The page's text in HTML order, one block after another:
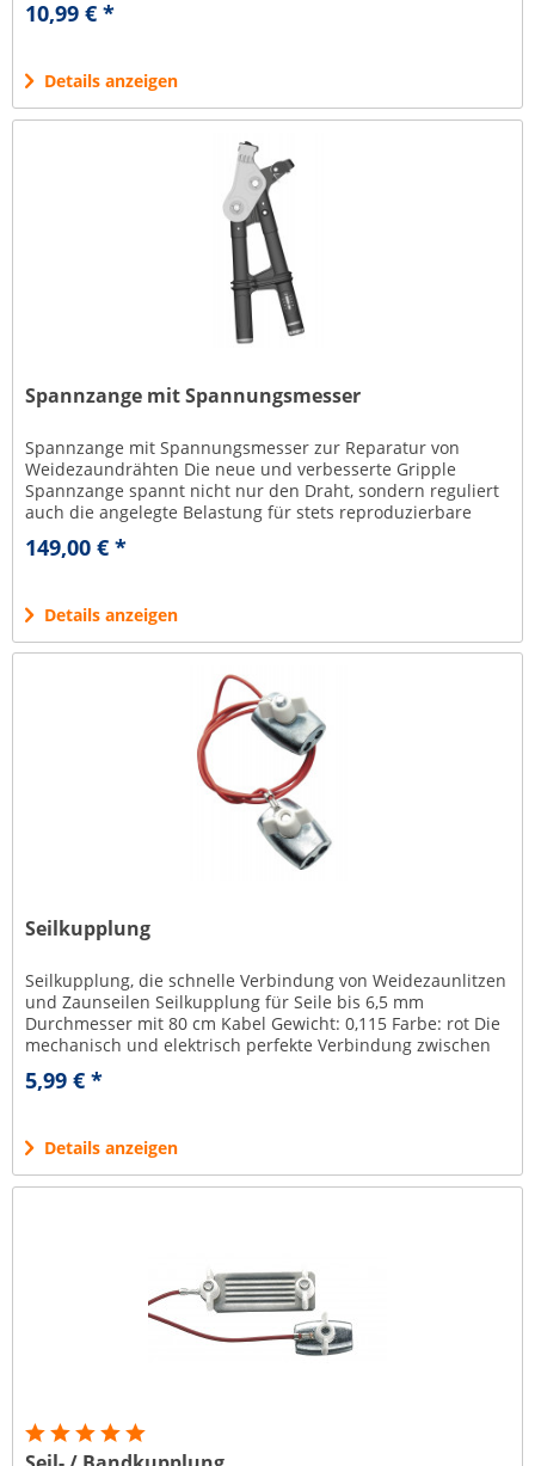
10,99 € *
Details anzeigen
Spannzange mit Spannungsmesser
Spannzange mit Spannungsmesser zur Reparatur von
Weidezaundrähten Die neue und verbesserte Gripple
Spannzange spannt nicht nur den Draht, sondern reguliert
auch die angelegte Belastung für stets reproduzierbare
149,00 € *
Details anzeigen
Seilkupplung
Seilkupplung, die schnelle Verbindung von Weidezaunlitzen
und Zaunseilen Seilkupplung für Seile bis 6,5 mm
Durchmesser mit 80 cm Kabel Gewicht: 0,115 Farbe: rot Die
mechanisch und elektrisch perfekte Verbindung zwischen
5,99 € *
Details anzeigen